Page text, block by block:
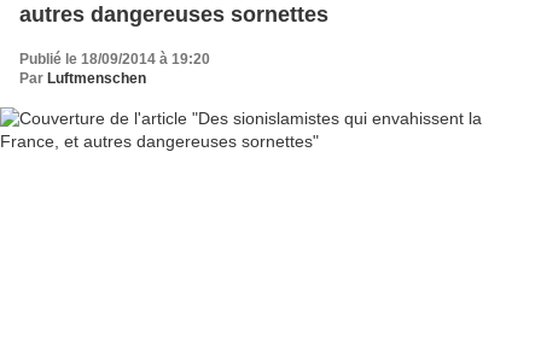
autres dangereuses sornettes
Publié le 18/09/2014 à 19:20
Par Luftmenschen